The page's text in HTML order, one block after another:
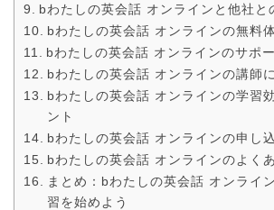
bわたしの英会話 オンラインと他社と
bわたしの英会話 オンラインの無料
bわたしの英会話 オンラインのサポ
bわたしの英会話 オンラインの講師
bわたしの英会話 オンラインの学習
ント
bわたしの英会話 オンラインの申し
bわたしの英会話 オンラインのよく
まとめ：bわたしの英会話 オンライ
習を始めよう